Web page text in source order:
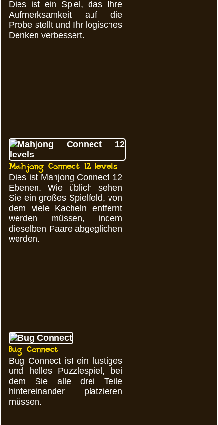
Dies ist ein Spiel, das Ihre
Aufmerksamkeit auf die
Probe stellt und Ihr logisches
Denken verbessert.
Mahjong Connect 12 levels
Dies ist Mahjong Connect 12
Ebenen. Wie üblich sehen
Sie ein großes Spielfeld, von
dem viele Kacheln entfernt
werden müssen, indem
dieselben Paare abgeglichen
werden.
Bug Connect
Bug Connect ist ein lustiges
und helles Puzzlespiel, bei
dem Sie alle drei Teile
hintereinander platzieren
müssen.